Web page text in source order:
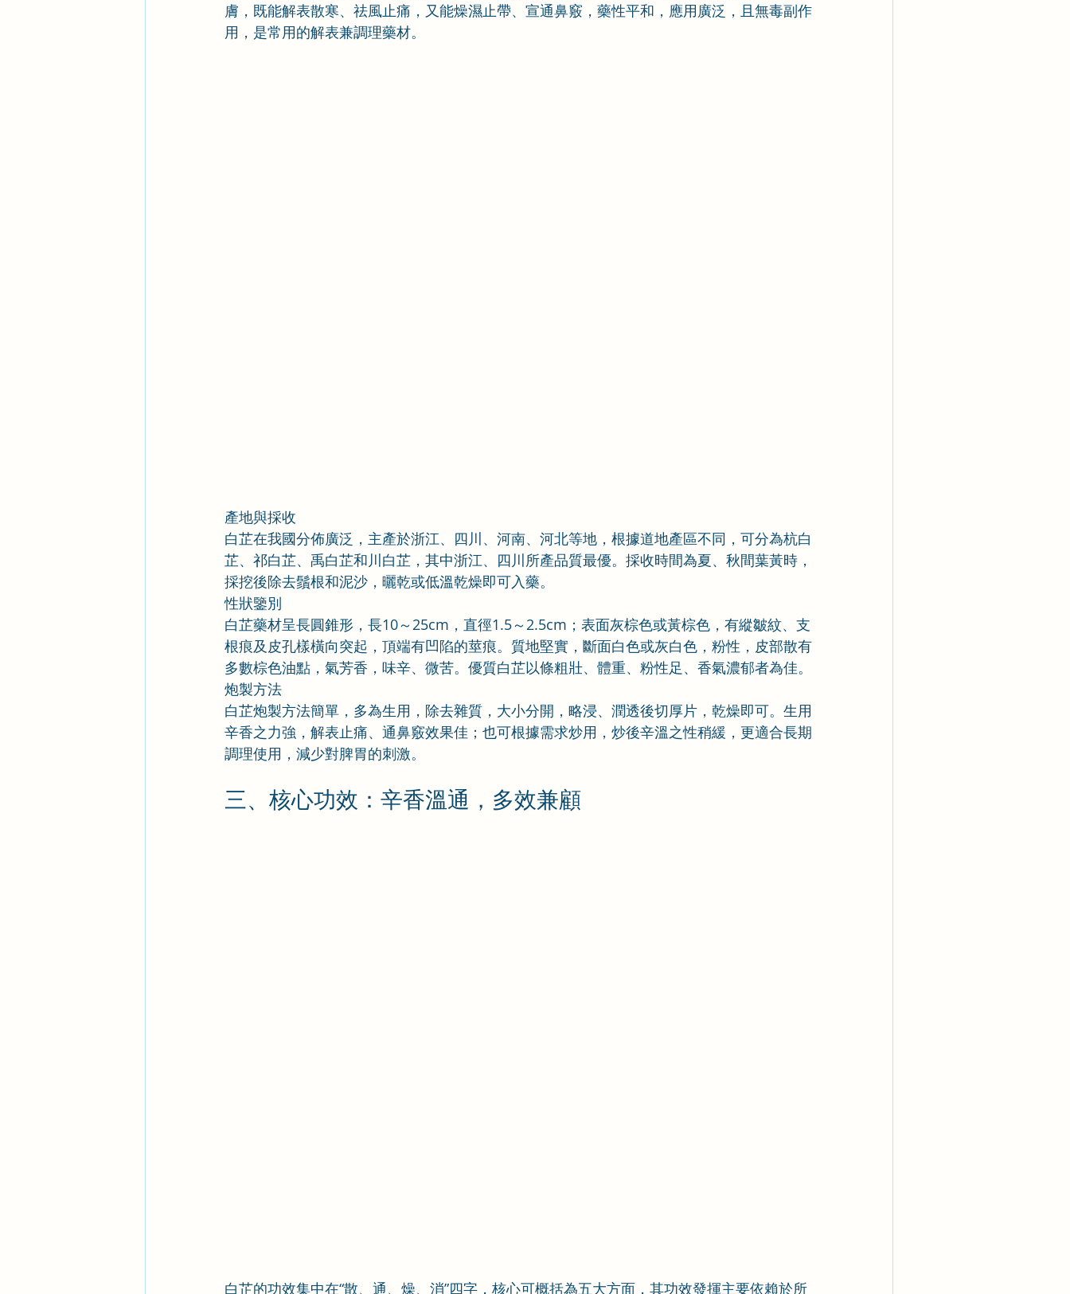
膚，既能解表散寒、祛風止痛，又能燥濕止帶、宣通鼻竅，藥性平和，應用廣泛，且無毒副作
用，是常用的解表兼調理藥材。
產地與採收
白芷在我國分佈廣泛，主產於浙江、四川、河南、河北等地，根據道地產區不同，可分為杭白
芷、祁白芷、禹白芷和川白芷，其中浙江、四川所產品質最優。採收時間為夏、秋間葉黃時，
採挖後除去鬚根和泥沙，曬乾或低溫乾燥即可入藥。
性狀鑒別
白芷藥材呈長圓錐形，長10～25cm，直徑1.5～2.5cm；表面灰棕色或黃棕色，有縱皺紋、支
根痕及皮孔樣橫向突起，頂端有凹陷的莖痕。質地堅實，斷面白色或灰白色，粉性，皮部散有
多數棕色油點，氣芳香，味辛、微苦。優質白芷以條粗壯、體重、粉性足、香氣濃郁者為佳。
炮製方法
白芷炮製方法簡單，多為生用，除去雜質，大小分開，略浸、潤透後切厚片，乾燥即可。生用
辛香之力強，解表止痛、通鼻竅效果佳；也可根據需求炒用，炒後辛溫之性稍緩，更適合長期
調理使用，減少對脾胃的刺激。
三、核心功效：辛香溫通，多效兼顧
白芷的功效集中在“散、通、燥、消”四字，核心可概括為五大方面，其功效發揮主要依賴於所